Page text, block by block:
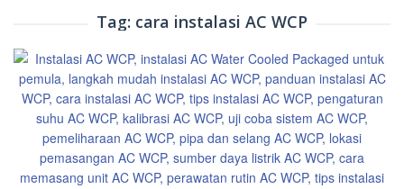
Tag: cara instalasi AC WCP